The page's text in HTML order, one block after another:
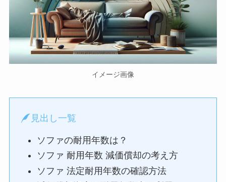
イメージ画像
見出し一覧
ソファの耐用年数は？
ソファ 耐用年数 減価償却の考え方
ソファ 法定耐用年数の確認方法